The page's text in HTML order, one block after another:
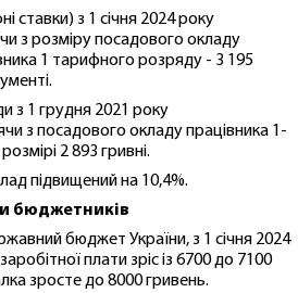
ставки) з 1 січня 2024 року
з розміру посадового окладу
1 тарифного розряду - 3 195
з 1 грудня 2021 року
з посадового окладу працівника 1-
2 893 гривні.
підвищений на 10,4%.
бюджетників
бюджет України, з 1 січня 2024
плати зріс із 6700 до 7100
зросте до 8000 гривень.